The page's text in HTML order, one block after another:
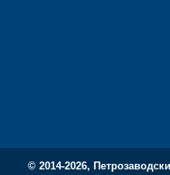
© 2014-2026,